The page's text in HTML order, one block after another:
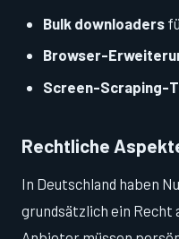
Bulk downloaders
Browser-
Screen-Scraping-
Rechtliche
In Deutschland haben
grundsätzlich ein